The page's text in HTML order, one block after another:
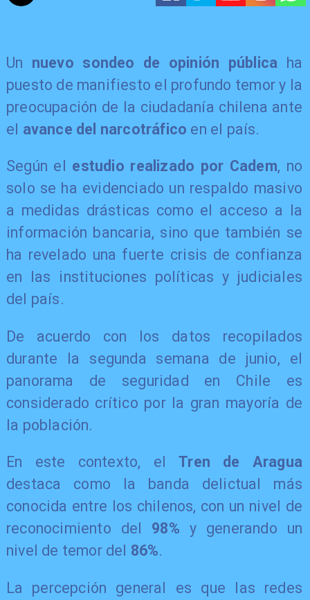
Un nuevo sondeo de opinión pública ha
puesto de manifiesto el profundo temor y la
preocupación de la ciudadanía chilena ante
el avance del narcotráfico en el país.
Según el estudio realizado por Cadem, no
solo se ha evidenciado un respaldo masivo
a medidas drásticas como el acceso a la
información bancaria, sino que también se
ha revelado una fuerte crisis de confianza
en las instituciones políticas y judiciales
del país.
De acuerdo con los datos recopilados
durante la segunda semana de junio, el
panorama de seguridad en Chile es
considerado crítico por la gran mayoría de
la población.
En este contexto, elTren de Aragua
destaca como la banda delictual más
conocida entre los chilenos, con un nivel de
reconocimiento del 98% y generando un
nivel de temor del 86%.
La percepción general es que las redes